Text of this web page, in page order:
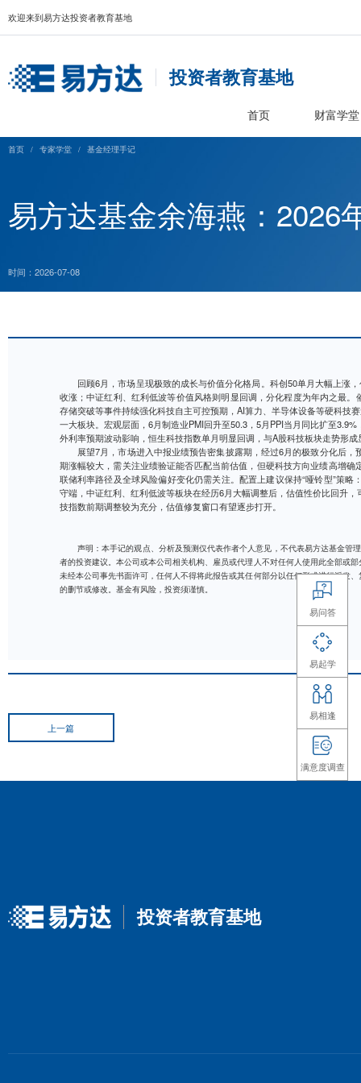
欢迎来到易方达投资者教育基地
投资者教育基
首页
易方达基金余海燕
时间：2026-07-08
回顾6月，市场呈现极致的成长与价值分化格局。科
收涨；中证红利、红利低波等价值风格则明显回调，分
存储突破等事件持续强化科技自主可控预期，AI算力、半
外利率预期波动影响，恒生科技指数单月明显回调，与A
展望7月，市场进入中报业绩预告密集披露期，经过
期涨幅较大，需关注业绩验证能否匹配当前估值，但硬
联储利率路径及全球风险偏好变化仍需关注。配置上建
守端，中证红利、红利低波等板块在经历6月大幅调整后
技指数前期调整较为充分，估值修复窗口有望逐步打开。
声明：本手记的观点、分析及预测仅代表作者个人意见，
者的投资建议。本公司或本公司相关机构、雇员或代理人不对
未经本公司事先书面许可，任何人不得将此报告或其任何部分
上一篇